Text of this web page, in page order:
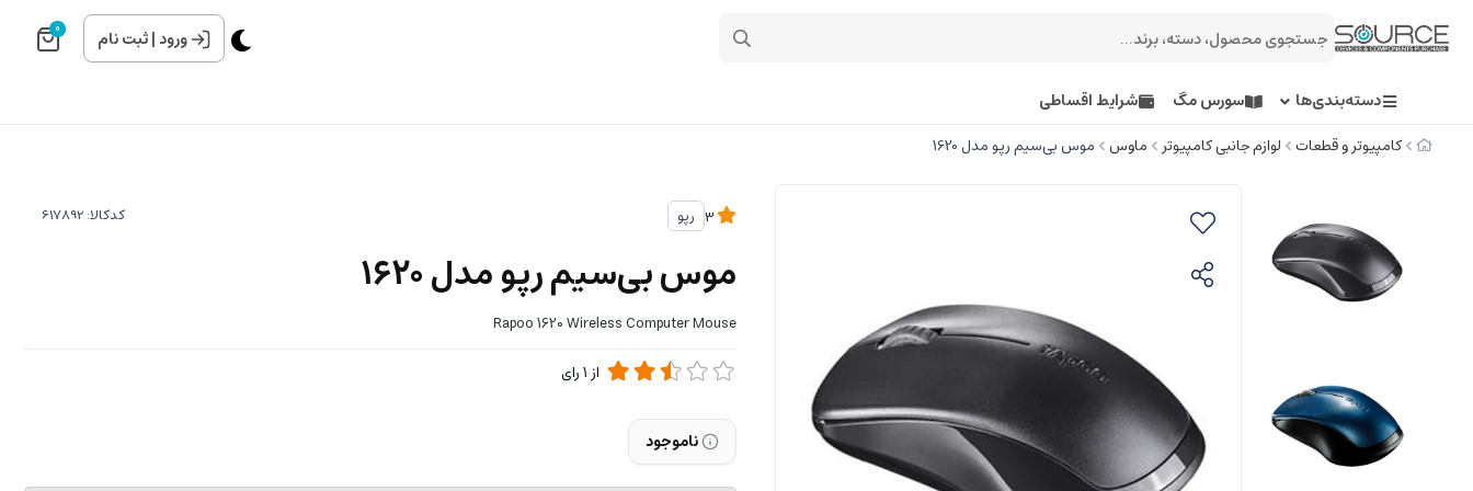
ورود|ثبت نام 0
دسته‌بندی‌ها سورس مگ شرایط اقساطی
کامپیوتر و قطعات لوازم جانبی کامپیوتر ماوس موس بی‌سیم رپو مدل 1620
رپو کدکالا:
موس بی‌سیم رپو مدل 1620
Rapoo 1620 Wireless Computer Mouse
از1رای
ناموجود